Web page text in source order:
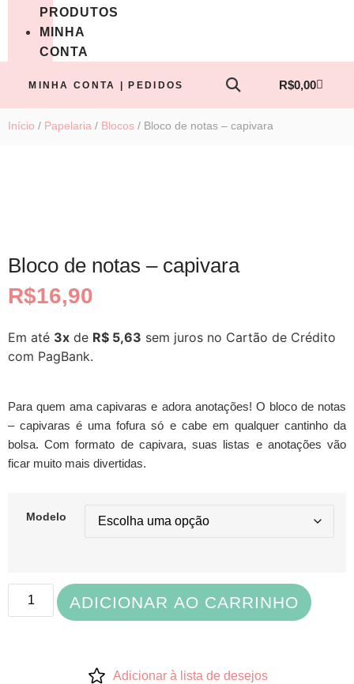
PRODUTOS
MINHA
CONTA
MINHA CONTA | PEDIDOS R$0,00
Início / Papelaria / Blocos / Bloco de notas – capivara
Bloco de notas – capivara
R$16,90
Em até 3x de R$ 5,63 sem juros no Cartão de Crédito
com PagBank.
Para quem ama capivaras e adora anotações! O bloco de notas
– capivaras é uma fofura só e cabe em qualquer cantinho da
bolsa. Com formato de capivara, suas listas e anotações vão
ficar muito mais divertidas.
Modelo
ADICIONAR AO CARRINHO
Adicionar à lista de desejos